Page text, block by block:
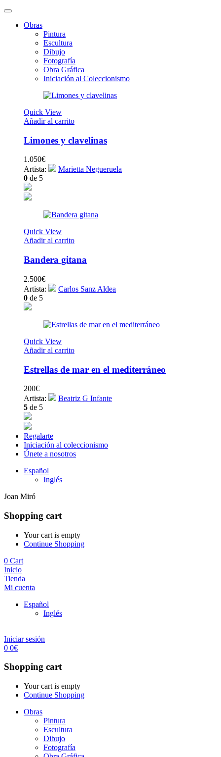
Obras
Pintura
Escultura
Dibujo
Fotografía
Obra Gráfica
Iniciación al Coleccionismo
Quick View
Añadir al carrito
Limones y clavelinas
1.050€
Artista:
Marietta Negueruela
0 de 5
Quick View
Añadir al carrito
Bandera gitana
2.500€
Artista:
Carlos Sanz Aldea
0 de 5
Quick View
Añadir al carrito
Estrellas de mar en el mediterráneo
200€
Artista:
Beatriz G Infante
5 de 5
Regalarte
Iniciación al coleccionismo
Únete a nosotros
Español
Inglés
Joan Miró
Shopping cart
Your cart is empty
Continue Shopping
0 Cart
Inicio
Tienda
Mi cuenta
Español
Inglés
Iniciar sesión
0 0€
Shopping cart
Your cart is empty
Continue Shopping
Obras
Pintura
Escultura
Dibujo
Fotografía